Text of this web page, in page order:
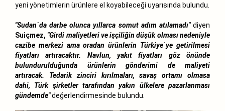
yeni yönetimlerin ürünlere el koyabileceği uyarısında bulundu.
"Sudan`da darbe olunca yıllarca somut adım atılamadı"diyen
Suiçmez, "Girdi maliyetleri ve işçiliğin düşük olması nedeniyle
cazibe merkezi ama oradan ürünlerin Türkiye`ye getirilmesi
fiyatları artıracaktır. Navlun, yakıt fiyatları göz önünde
bulundurulduğunda ürünlerin gönderimi de maliyeti
artıracak. Tedarik zinciri kırılmaları, savaş ortamı olmasa
dahi, Türk şirketler tarafından yakın ülkelere pazarlanması
gündemde"değerlendirmesinde bulundu.